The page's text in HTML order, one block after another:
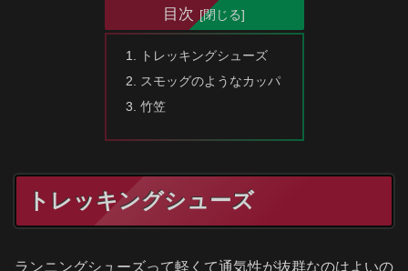
目次
トレッキングシューズ
スモッグのようなカッパ
竹笠
トレッキングシューズ
ランニングシューズって軽くて通気性が抜群なのはよいの